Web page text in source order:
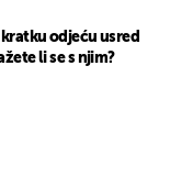
odjeću usred
li se s njim?